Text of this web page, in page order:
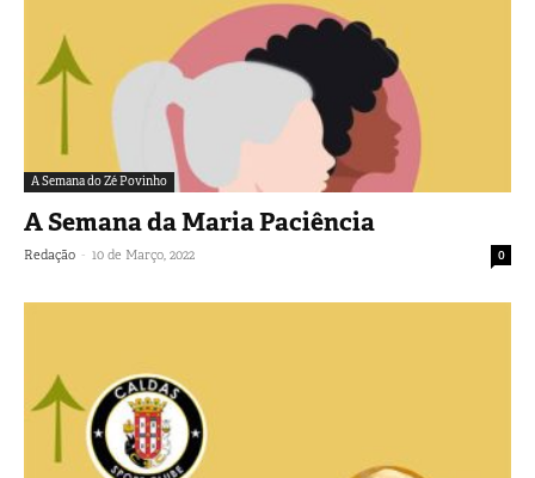
A Semana do Zé Povinho
A Semana da Maria Paciência
Redação - 10 de Março, 2022 0